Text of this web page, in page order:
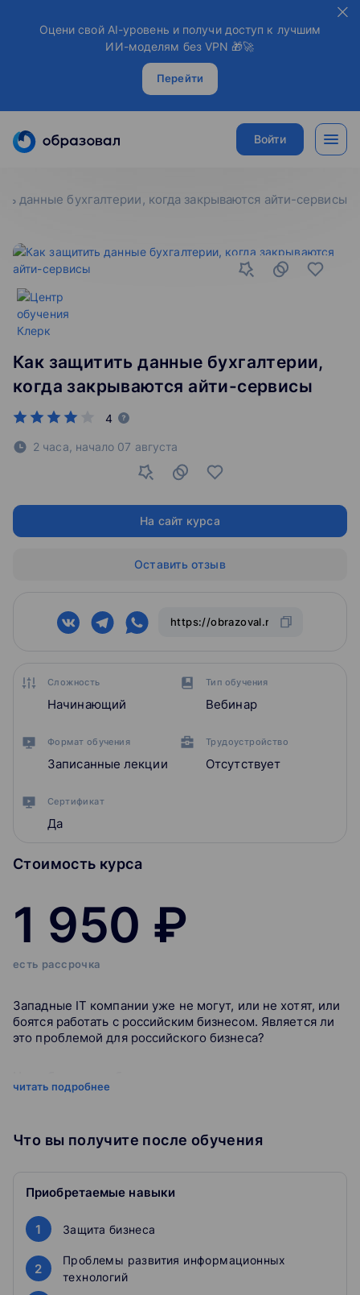
Оцени свой AI-уровень и получи доступ к лучшим
ИИ-моделям без VPN 🎁🚀
Перейти
Войти
данные бухгалтерии, когда закрываются айти-сервисы
Сложность
Начинающий
Тип обучения
Вебинар
Формат обучения
Записанные лекции
Трудоустройство
Отсутствует
Сертификат
Да
Стоимость курса
1 950 ₽
есть рассрочка
Западные IT компании уже не могут, или не хотят, или
боятся работать с российским бизнесом. Является ли
это проблемой для российского бизнеса?
с программным обеспечением;
как защитить бизнес в условиях
технологий в бизнесе сейчас;
стоит ли сейчас покупать оргтехнику?
современные тенденции IT индустрии.
Как проходит обучение
читать подробнее
Что вы получите после обучения
Приобретаемые навыки
1 Защита бизнеса
2
Проблемы развития информационных
технологий
Как защитить данные бухгалтерии,
когда закрываются айти-сервисы
4
2 часа, начало 07 августа
На сайт курса
Оставить отзыв